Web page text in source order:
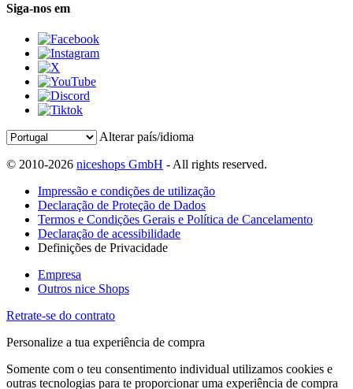
Siga-nos em
Alterar país/idioma
© 2010-2026 niceshops GmbH - All rights reserved.
Impressão e condições de utilização
Declaração de Proteção de Dados
Termos e Condições Gerais e Política de Cancelamento
Declaração de acessibilidade
Definições de Privacidade
Empresa
Outros nice Shops
Retrate-se do contrato
Personalize a tua experiência de compra
Somente com o teu consentimento individual utilizamos cookies e
outras tecnologias para te proporcionar uma experiência de compra